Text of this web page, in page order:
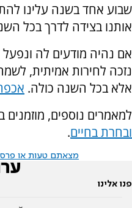
שבוע אחד בשנה עלינו
אותנו בצידה לדרך בכל
אם נהיה מודעים לה
נזכה לחירות אמיתית,
אלא בכל השנה כולה.
למאמרים נוספים,
ובחרת בחיים.
מצאתם טעות או
פנו אלינו